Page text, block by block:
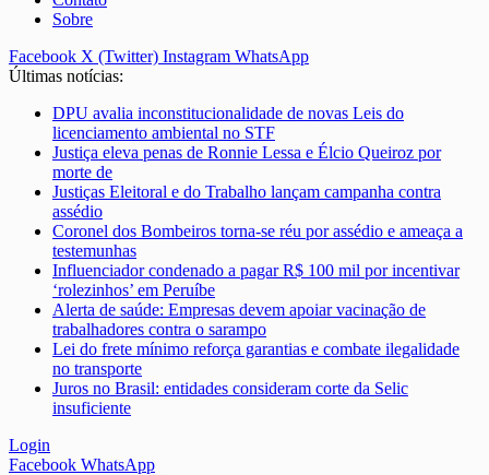
Sobre
Facebook X (Twitter) Instagram WhatsApp
Últimas notícias:
DPU avalia inconstitucionalidade de novas Leis do
licenciamento ambiental no STF
Justiça eleva penas de Ronnie Lessa e Élcio Queiroz por
morte de
Justiças Eleitoral e do Trabalho lançam campanha contra
assédio
Coronel dos Bombeiros torna-se réu por assédio e ameaça a
testemunhas
Influenciador condenado a pagar R$ 100 mil por incentivar
‘rolezinhos’ em Peruíbe
Alerta de saúde: Empresas devem apoiar vacinação de
trabalhadores contra o sarampo
Lei do frete mínimo reforça garantias e combate ilegalidade
no transporte
Juros no Brasil: entidades consideram corte da Selic
insuficiente
Login
Facebook WhatsApp